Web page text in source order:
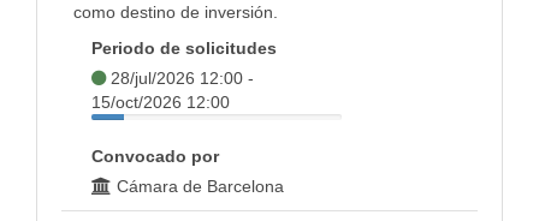
como destino de inversión.
Periodo de solicitudes
28/jul/2026 12:00 -
15/oct/2026 12:00
Convocado por
Cámara de Barcelona